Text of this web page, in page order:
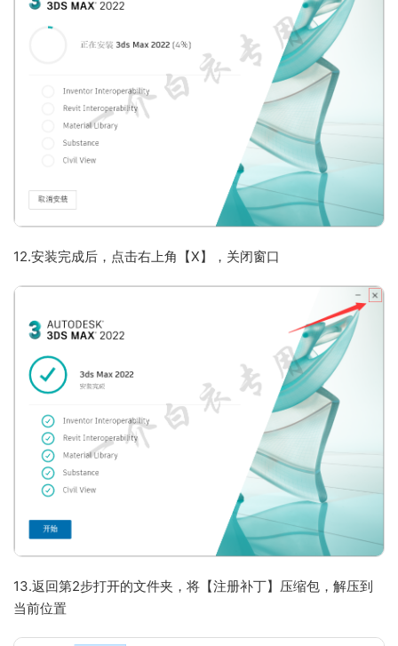
12.安装完成后，点击右上角【X】，关闭窗口
13.返回第2步打开的文件夹，将【注册补丁】压缩包，解压到
当前位置